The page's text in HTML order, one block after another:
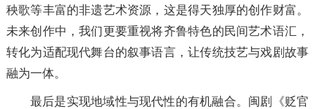
秧歌等丰富的非遗艺术资源，这是得天独厚的创作财富。
未来创作中，我们更要重视将齐鲁特色的民间艺术语汇，
转化为适配现代舞台的叙事语言，让传统技艺与戏剧故事
融为一体。
最后是实现地域性与现代性的有机融合。闽剧《贬官